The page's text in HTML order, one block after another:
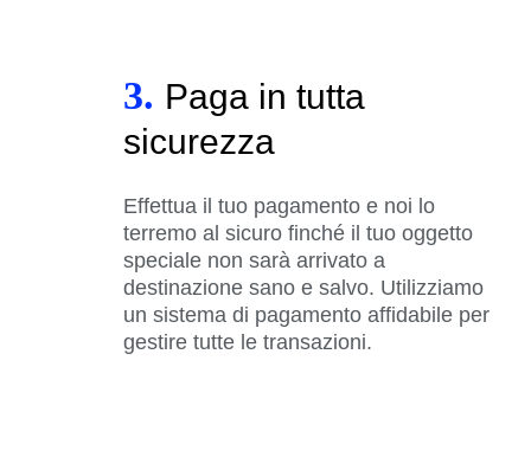
3. Paga in tutta
sicurezza
Effettua il tuo pagamento e noi lo
terremo al sicuro finché il tuo oggetto
speciale non sarà arrivato a
destinazione sano e salvo. Utilizziamo
un sistema di pagamento affidabile per
gestire tutte le transazioni.